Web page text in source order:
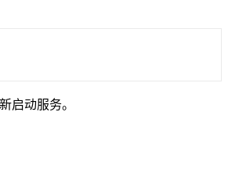
启动服务。